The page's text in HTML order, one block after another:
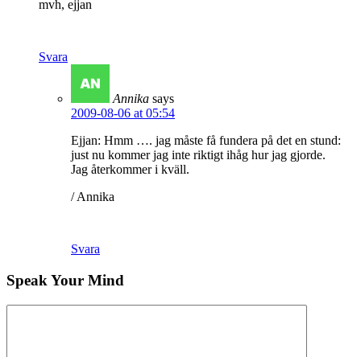
mvh, ejjan
Svara
Annika says
2009-08-06 at 05:54
Ejjan: Hmm …. jag måste få fundera på det en stund:
just nu kommer jag inte riktigt ihåg hur jag gjorde.
Jag återkommer i kväll.
/ Annika
Svara
Speak Your Mind